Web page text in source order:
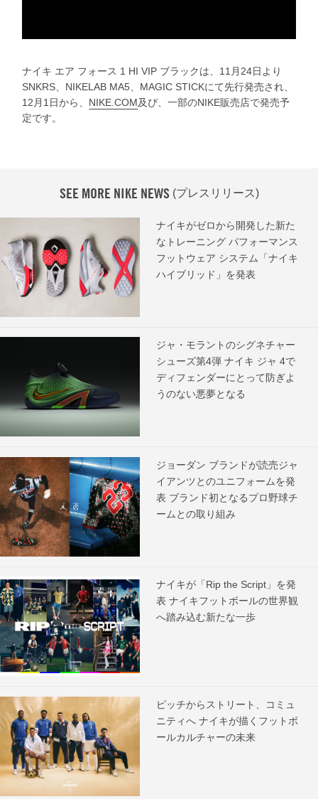
ナイキ エア フォース 1 HI VIP ブラックは、11月24日より
SNKRS、NIKELAB MA5、MAGIC STICKにて先行発売され、
12月1日から、 NIKE.COM及び、一部のNIKE販売店で発売予
定です。
SEE MORE NIKE NEWS (プレスリリース)
ナイキがゼロから開発した新た
なトレーニング パフォーマンス
フットウェア システム「ナイキ
ハイブリッド」を発表
ジャ・モラントのシグネチャー
シューズ第4弾 ナイキ ジャ 4で
ディフェンダーにとって防ぎよ
うのない悪夢となる
ジョーダン ブランドが読売ジャ
イアンツとのユニフォームを発
表 ブランド初となるプロ野球チ
ームとの取り組み
ナイキが「Rip the Script」を発
表 ナイキフットボールの世界観
へ踏み込む新たな一歩
ピッチからストリート、コミュ
ニティへ ナイキが描くフットボ
ールカルチャーの未来